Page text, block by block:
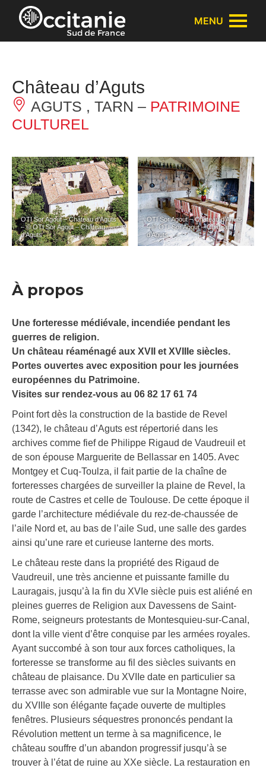
Panneau de gestion des cookies
MENU
Château d’Aguts
AGUTS , TARN – PATRIMOINE
CULTUREL
OTI Sor Agout – Château d’Aguts
– © OTI Sor Agout – Château
d’Aguts
OTI Sor Agout – Château d’Aguts
– © OTI Sor Agout – Château
d’Aguts
À propos
Une forteresse médiévale, incendiée pendant les
guerres de religion.
Un château réaménagé aux XVII et XVIIIe siècles.
Portes ouvertes avec exposition pour les journées
européennes du Patrimoine.
Visites sur rendez-vous au 06 82 17 61 74
Point fort dès la construction de la bastide de Revel
(1342), le château d’Aguts est répertorié dans les
archives comme fief de Philippe Rigaud de Vaudreuil et
de son épouse Marguerite de Bellassar en 1405. Avec
Montgey et Cuq-Toulza, il fait partie de la chaîne de
forteresses chargées de surveiller la plaine de Revel, la
route de Castres et celle de Toulouse. De cette époque il
garde l’architecture médiévale du rez-de-chaussée de
l’aile Nord et, au bas de l’aile Sud, une salle des gardes
ainsi qu’une rare et curieuse lanterne des morts.
Le château reste dans la propriété des Rigaud de
Vaudreuil, une très ancienne et puissante famille du
Lauragais, jusqu’à la fin du XVIe siècle puis est aliéné en
pleines guerres de Religion aux Davessens de Saint-
Rome, seigneurs protestants de Montesquieu-sur-Canal,
dont la ville vient d’être conquise par les armées royales.
Ayant succombé à son tour aux forces catholiques, la
forteresse se transforme au fil des siècles suivants en
château de plaisance. Du XVIIe date en particulier sa
terrasse avec son admirable vue sur la Montagne Noire,
du XVIIIe son élégante façade ouverte de multiples
fenêtres. Plusieurs séquestres prononcés pendant la
Révolution mettent un terme à sa magnificence, le
château souffre d’un abandon progressif jusqu’à se
trouver à l’état de ruine au XXe siècle. La restauration en